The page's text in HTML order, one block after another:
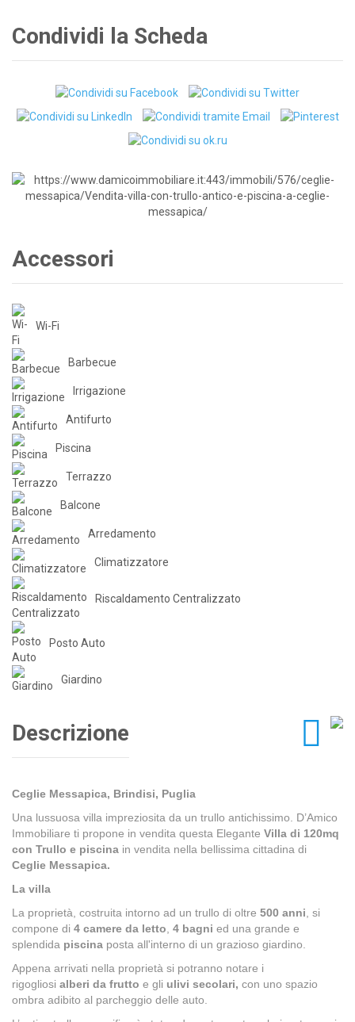
Condividi la Scheda
Accessori
Wi-Fi
Barbecue
Irrigazione
Antifurto
Piscina
Terrazzo
Balcone
Arredamento
Climatizzatore
Riscaldamento Centralizzato
Posto Auto
Giardino
Descrizione
Ceglie Messapica, Brindisi, Puglia
Una lussuosa villa impreziosita da un trullo antichissimo. D’Amico
Immobiliare ti propone in vendita questa Elegante Villa di 120mq
con Trullo e piscina in vendita nella bellissima cittadina di
Ceglie Messapica.
La villa
La proprietà, costruita intorno ad un trullo di oltre 500 anni , si
compone di 4 camere da letto 4 bagni ed una grande e
splendida piscina posta all'interno di un grazioso giardino.
Appena arrivati nella proprietà si potranno notare i
rigogliosi alberi da frutto e gli ulivi secolari, con uno spazio
ombra adibito al parcheggio delle auto.